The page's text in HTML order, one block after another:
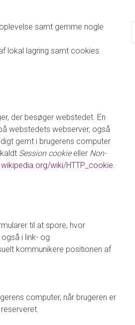
samt gemme nogle
lokal lagring samt cookies.
der besøger webstedet. En
webstedets webserver, også
gemt i brugerens computer
Session cookieeller Non-
wiki/HTTP_cookie.
til at spore, hvor
i link- og
kommunikere positionen af
computer, når brugeren er